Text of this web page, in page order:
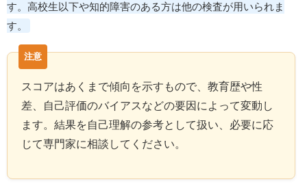
す。高校生以下や知的障害のある方は他の検査が用いられま
す。
スコアはあくまで傾向を示すもので、教育歴や性
差、自己評価のバイアスなどの要因によって変動し
ます。結果を自己理解の参考として扱い、必要に応
じて専門家に相談してください。